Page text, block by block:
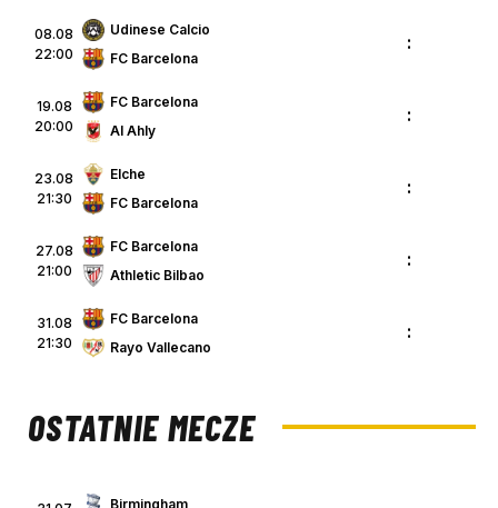
08.08
22:00
Udinese Calcio
FC Barcelona
:
19.08
20:00
FC Barcelona
Al Ahly
:
23.08
21:30
Elche
FC Barcelona
:
27.08
21:00
FC Barcelona
Athletic Bilbao
:
31.08
21:30
FC Barcelona
Rayo Vallecano
:
OSTATNIE MECZE
Birmingham